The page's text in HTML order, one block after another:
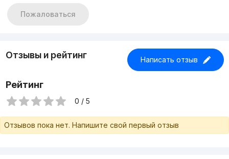
Пожаловаться
Отзывы и рейтинг Написать отзыв
Рейтинг
0 / 5
Отзывов пока нет. Напишите свой первый отзыв